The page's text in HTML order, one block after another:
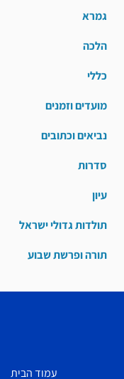
גמרא
הלכה
כללי
מועדים וזמנים
נביאים וכתובים
סדרות
עיון
תולדות גדולי ישראל
תורה ופרשת שבוע
עמוד הבית